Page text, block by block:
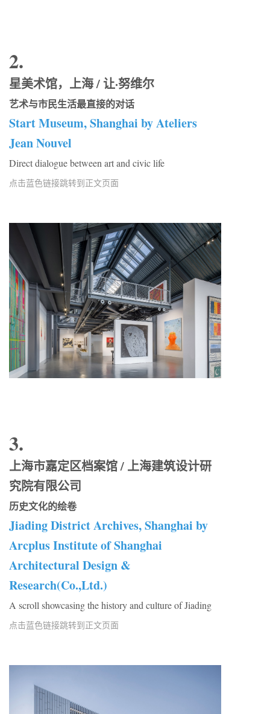
2.
星美术馆，上海 / 让·努维尔
艺术与市民生活最直接的对话
Start Museum, Shanghai by Ateliers
Jean Nouvel
Direct dialogue between art and civic life
点击蓝色链接跳转到正文页面
3.
上海市嘉定区档案馆 / 上海建筑设计研
究院有限公司
历史文化的绘卷
Jiading District Archives, Shanghai by
Arcplus Institute of Shanghai
Architectural Design &
Research(Co.,Ltd.)
A scroll showcasing the history and culture of Jiading
点击蓝色链接跳转到正文页面